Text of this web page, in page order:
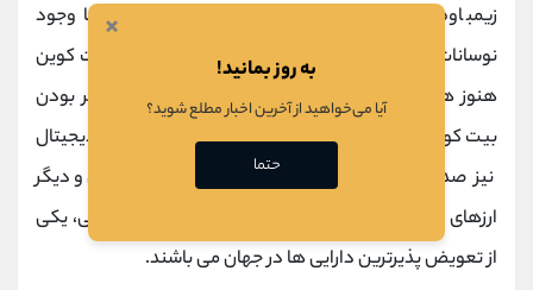
زیمباوه با حق العمل ۱۰۰ درصدی فروخته شود. البته با وجود
نوسانات قیمت ارز دیجیتال بیت کوین در جهان، یک بیت کوین
هنوز هم یک بیت کوین است که دلیل آن تعویض پذیر بودن
بیت کوین می باشد که این امر برای اکثریت سایر ارزهای دیجیتال
نیز صدق می کند. در واقع می توان گفت بیت کوین و دیگر
ارزهای دیجیتال به دلیل دقت نرم افزار و محاسبات ریاضی، یکی
از تعویض پذیرترین دارایی ها در جهان می باشند.
×
به روز بمانید!
آیا می‌خواهید از آخرین اخبار مطلع شوید؟
حتما